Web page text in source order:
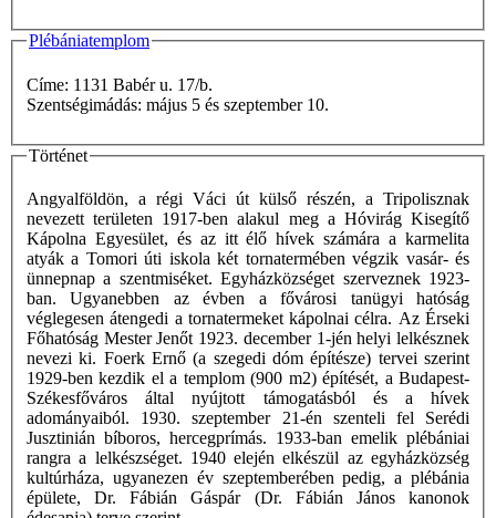
Plébániatemplom
Címe: 1131 Babér u. 17/b.
Szentségimádás: május 5 és szeptember 10.
Történet
Angyalföldön, a régi Váci út külső részén, a Tripolisznak
nevezett területen 1917-ben alakul meg a Hóvirág Kisegítő
Kápolna Egyesület, és az itt élő hívek számára a karmelita
atyák a Tomori úti iskola két tornatermében végzik vasár- és
ünnepnap a szentmiséket. Egyházközséget szerveznek 1923-
ban. Ugyanebben az évben a fővárosi tanügyi hatóság
véglegesen átengedi a tornatermeket kápolnai célra. Az Érseki
Főhatóság Mester Jenőt 1923. december 1-jén helyi lelkésznek
nevezi ki. Foerk Ernő (a szegedi dóm építésze) tervei szerint
1929-ben kezdik el a templom (900 m2) építését, a Budapest-
Székesfőváros által nyújtott támogatásból és a hívek
adományaiból. 1930. szeptember 21-én szenteli fel Serédi
Jusztinián bíboros, hercegprímás. 1933-ban emelik plébániai
rangra a lelkészséget. 1940 elején elkészül az egyházközség
kultúrháza, ugyanezen év szeptemberében pedig, a plébánia
épülete, Dr. Fábián Gáspár (Dr. Fábián János kanonok